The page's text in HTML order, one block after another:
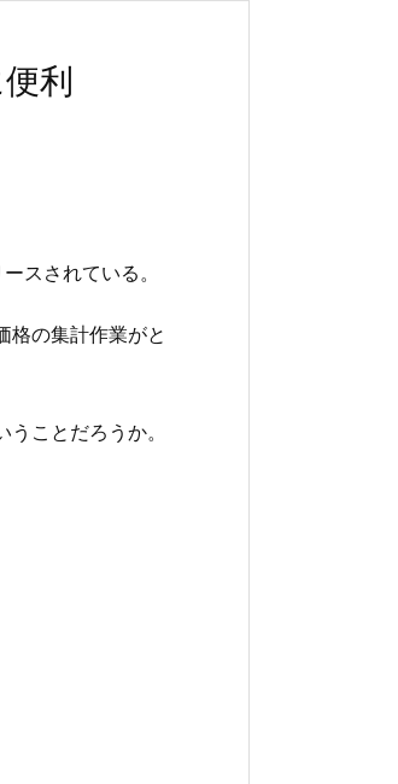
利
スされている。
格の集計作業がと
ことだろうか。